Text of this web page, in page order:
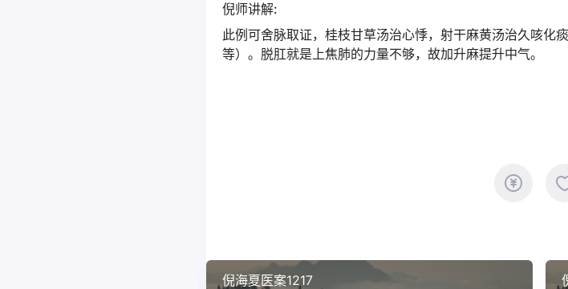
倪师讲解:
此例可舍脉取证，桂枝甘草汤治心悸，射干麻黄汤治久咳化
等）。脱肛就是上焦肺的力量不够，故加升麻提升中气。
倪海夏医案1217